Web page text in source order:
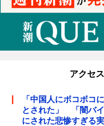
アクセ
「中国人にボコボコ
とされた」 「闇バ
にされた悲惨すぎる